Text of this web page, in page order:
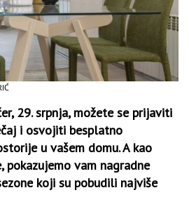
29. srpnja, možete se prijaviti
i osvojiti besplatno
u vašem domu. A kao
vam nagradne
koji su pobudili najviše